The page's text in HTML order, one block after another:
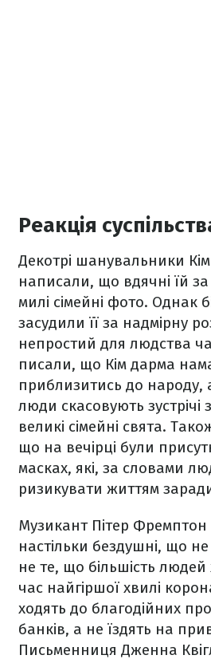
Реакція
Декотрі шанувальники
написали, що вдячні їй за
милі сімейні фото. Однак
засудили її за надмірну
непростий для людства
писали, що Кім дарма
приблизитись до народу,
люди скасовують
великі сімейні свята.
що на вечірці були
масках, які, за словами
ризикувати життям
Музикант Пітер
настільки бездушні, що
не те, що більшість людей
час найгіршої хвилі
ходять до благодійних
банків, а не їздять на
Письменниця Дженна